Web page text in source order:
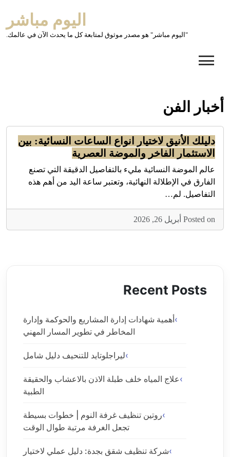
اليوم مباشر
"اليوم مباشر" هو مصدر موثوق لمتابعة كل ما يحدث الآن في عالمك.
أخبار الفن
دليلك الأنيق لاختيار انواع الساعات النسائية: بين
الاستثمار الفاخر والموضة العصرية
عالم الموضة النسائية مليء بالتفاصيل الدقيقة التي تصنع
الفارق في الإطلالة النهائية، وتعتبر ساعة اليد من أهم هذه
التفاصيل. لم…
Posted on أبريل 26, 2026
Recent Posts
أهمية شهادات إدارة المشاريع والحوكمة وإدارة
المخاطر في تطوير المسار المهني
ليراجلوتايد للتنحيف دليل شامل
علاج المياه خلف طبلة الاذن بالاعشاب والحقيقة
الطبية
روتين تنظيف غرفة النوم | خطوات بسيطة
تجعل الغرفة مرتبة طوال الوقت
شركة تنظيف شقق بجدة: دليل عملي لاختيار